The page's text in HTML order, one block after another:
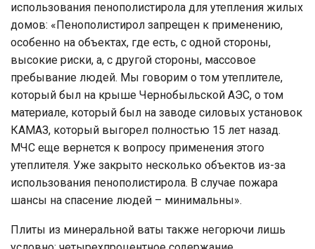
использования пенополистирола для утепления жилых
домов: «Пенополистирол запрещен к применению,
особенно на объектах, где есть, с одной стороны,
высокие риски, а, с другой стороны, массовое
пребывание людей. Мы говорим о том утеплителе,
который был на крыше Чернобыльской АЭС, о том
материале, который был на заводе силовых установок
КАМАЗ, который выгорел полностью 15 лет назад.
МЧС еще вернется к вопросу применения этого
утеплителя. Уже закрыто несколько объектов из-за
использования пенополистирола. В случае пожара
шансы на спасение людей – минимальны».
Плиты из минеральной ваты также негорючи лишь